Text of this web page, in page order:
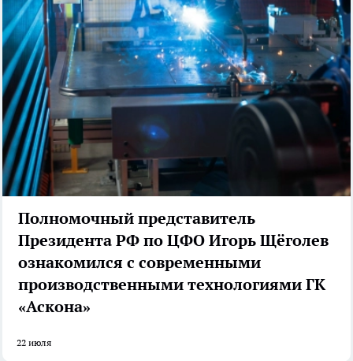
Полномочный представитель
Президента РФ по ЦФО Игорь Щёголев
ознакомился с современными
производственными технологиями ГК
«Аскона»
22 июля